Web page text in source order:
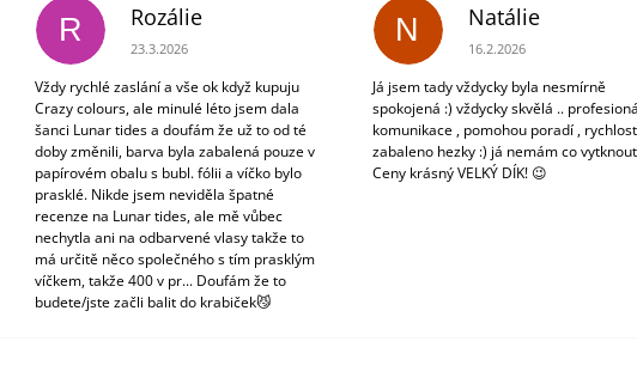
R Rozálie
Hodnocení obchodu je 3 z 5 hvězdiček.
23.3.2026
Vždy rychlé zaslání a vše ok když kupuju
Crazy colours, ale minulé léto jsem dala
šanci Lunar tides a doufám že už to od té
doby změnili, barva byla zabalená pouze v
papírovém obalu s bubl. fólii a víčko bylo
prasklé. Nikde jsem neviděla špatné
recenze na Lunar tides, ale mě vůbec
nechytla ani na odbarvené vlasy takže to
má určitě něco společného s tím prasklým
víčkem, takže 400 v pr... Doufám že to
budete/jste začli balit do krabiček😼
N Natálie
Hodnocení obchodu je 5
16.2.2026
Já jsem tady vždycky byla nesmírně
spokojená :) vždycky skvělá ..
komunikace , pomohou poradí ,
zabaleno hezky :) já nemám co
Ceny krásný VELKÝ DÍK! 😉